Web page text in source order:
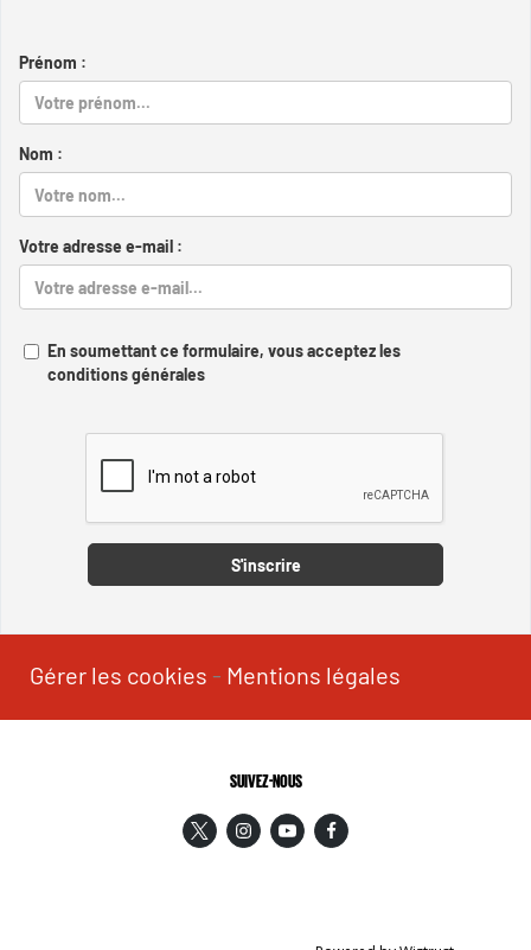
Prénom :
Nom :
Votre adresse e-mail :
En soumettant ce formulaire, vous acceptez les
conditions générales
S'inscrire
Gérer les cookies - Mentions légales
SUIVEZ-NOUS